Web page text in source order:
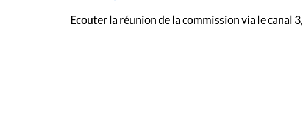
Ecouter la réunion de la commission via le canal 3,